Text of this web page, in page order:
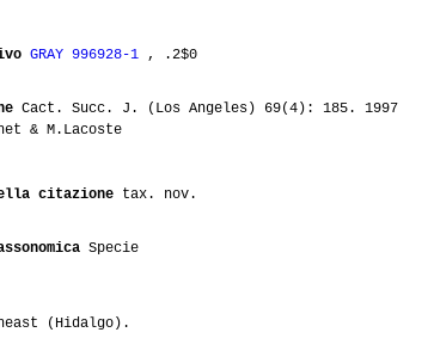
GRAY 996928-1 , .2$0
Cact. Succ. J. (Los Angeles) 69(4): 185. 1997
& M.Lacoste
citazione tax. nov.
Specie
(Hidalgo).